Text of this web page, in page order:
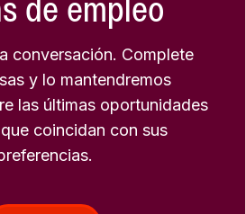
de empleo
conversación. Complete
y lo mantendremos
las últimas oportunidades
coincidan con sus